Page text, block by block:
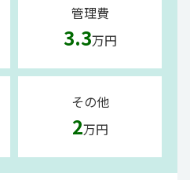
管理費
3.3万円
その他
2万円